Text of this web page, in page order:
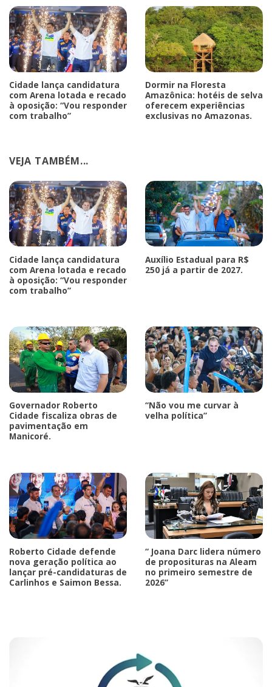
Cidade lança candidatura
com Arena lotada e recado
à oposição: “Vou responder
com trabalho”
Dormir na Floresta
Amazônica: hotéis de selva
oferecem experiências
exclusivas no Amazonas.
VEJA TAMBÉM...
Cidade lança candidatura
com Arena lotada e recado
à oposição: “Vou responder
com trabalho”
Auxílio Estadual para R$
250 já a partir de 2027.
Governador Roberto
Cidade fiscaliza obras de
pavimentação em
Manicoré.
“Não vou me curvar à
velha política”
Roberto Cidade defende
nova geração política ao
lançar pré-candidaturas de
Carlinhos e Saimon Bessa.
“ Joana Darc lidera número
de proposituras na Aleam
no primeiro semestre de
2026”